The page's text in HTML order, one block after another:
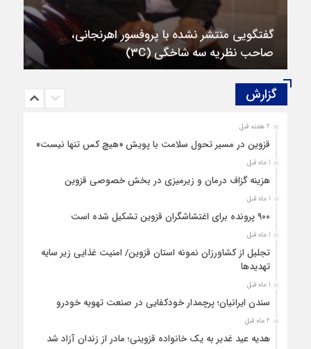
گفتگویی منتشر نشده با پروفسور اهرنجانی،
صاحب نظریه سه‌ شاخگی (۳C)
گزارش‌
2 هفته قبل
قزوین در مسیر تحول سلامت با پویش «هیچ‌ کس تنها نیست»
1 ماه قبل
هزینه‌ گزاف درمان و زیرمیزی در بخش خصوصی قزوین
1 ماه قبل
۹۰۰ پرونده برای اغتشاشگران قزوین تشکیل شده است
1 ماه قبل
تجلیل از کشاورزان نمونه استان قزوین/ امنیت غذایی زیر سایه
تهدیدها
1 ماه قبل
سندن ایرانیان؛ پرچمدار خودکفایی در صنعت تهویه خودرو
2 ماه قبل
هدیه عید غدیر به یک خانواده قزوینی؛ مادر از زندان آزاد شد